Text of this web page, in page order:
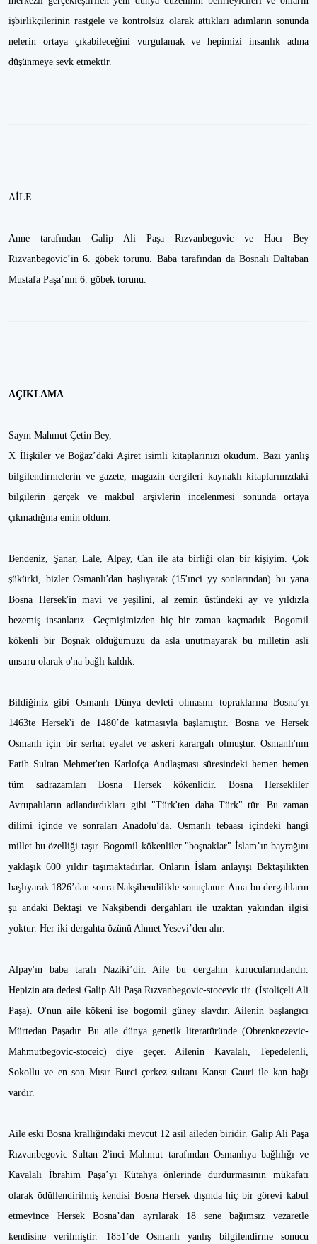
işbirlikçilerinin rastgele ve kontrolsüz olarak attıkları adımların sonunda
nelerin ortaya çıkabileceğini vurgulamak ve hepimizi insanlık adına
düşünmeye sevk etmektir.
AİLE
Anne tarafından Galip Ali Paşa Rızvanbegovic ve Hacı Bey
Rızvanbegovic’in 6. göbek torunu. Baba tarafından da Bosnalı Daltaban
Mustafa Paşa’nın 6. göbek torunu.
AÇIKLAMA
Sayın Mahmut Çetin Bey,
X İlişkiler ve Boğaz’daki Aşiret isimli kitaplarınızı okudum. Bazı yanlış
bilgilendirmelerin ve gazete, magazin dergileri kaynaklı kitaplarınızdaki
bilgilerin gerçek ve makbul arşivlerin incelenmesi sonunda ortaya
çıkmadığına emin oldum.
Bendeniz, Şanar, Lale, Alpay, Can ile ata birliği olan bir kişiyim. Çok
şükürki, bizler Osmanlı'dan başlıyarak (15'ınci yy sonlarından) bu yana
Bosna Hersek'in mavi ve yeşilini, al zemin üstündeki ay ve yıldızla
bezemiş insanlarız. Geçmişimizden hiç bir zaman kaçmadık. Bogomil
kökenli bir Boşnak olduğumuzu da asla unutmayarak bu milletin asli
unsuru olarak o'na bağlı kaldık.
Bildiğiniz gibi Osmanlı Dünya devleti olmasını topraklarına Bosna’yı
1463te Hersek'i de 1480’de katmasıyla başlamıştır. Bosna ve Hersek
Osmanlı için bir serhat eyalet ve askeri karargah olmuştur. Osmanlı'nın
Fatih Sultan Mehmet'ten Karlofça Andlaşması süresindeki hemen hemen
tüm sadrazamları Bosna Hersek kökenlidir. Bosna Hersekliler
Avrupalıların adlandırdıkları gibi "Türk'ten daha Türk" tür. Bu zaman
dilimi içinde ve sonraları Anadolu’da. Osmanlı tebaası içindeki hangi
millet bu özelliği taşır. Bogomil kökenliler "boşnaklar" İslam’ın bayrağını
yaklaşık 600 yıldır taşımaktadırlar. Onların İslam anlayışı Bektaşilikten
başlıyarak 1826’dan sonra Nakşibendilikle sonuçlanır. Ama bu dergahların
şu andaki Bektaşi ve Nakşibendi dergahları ile uzaktan yakından ilgisi
yoktur. Her iki dergahta özünü Ahmet Yesevi’den alır.
Alpay'ın baba tarafı Naziki’dir. Aile bu dergahın kurucularındandır.
Hepizin ata dedesi Galip Ali Paşa Rızvanbegovic-stocevic tir. (İstoliçeli Ali
Paşa). O'nun aile kökeni ise bogomil güney slavdır. Ailenin başlangıcı
Mürtedan Paşadır. Bu aile dünya genetik literatüründe (Obrenknezevic-
Mahmutbegovic-stoceic) diye geçer. Ailenin Kavalalı, Tepedelenli,
Sokollu ve en son Mısır Burci çerkez sultanı Kansu Gauri ile kan bağı
vardır.
Aile eski Bosna krallığındaki mevcut 12 asil aileden biridir. Galip Ali Paşa
Rızvanbegovic Sultan 2'inci Mahmut tarafından Osmanlıya bağlılığı ve
Kavalalı İbrahim Paşa’yı Kütahya önlerinde durdurmasının mükafatı
olarak ödüllendirilmiş kendisi Bosna Hersek dışında hiç bir görevi kabul
etmeyince Hersek Bosna’dan ayrılarak 18 sene bağımsız vezaretle
kendisine verilmiştir. 1851’de Osmanlı yanlış bilgilendirme sonucu